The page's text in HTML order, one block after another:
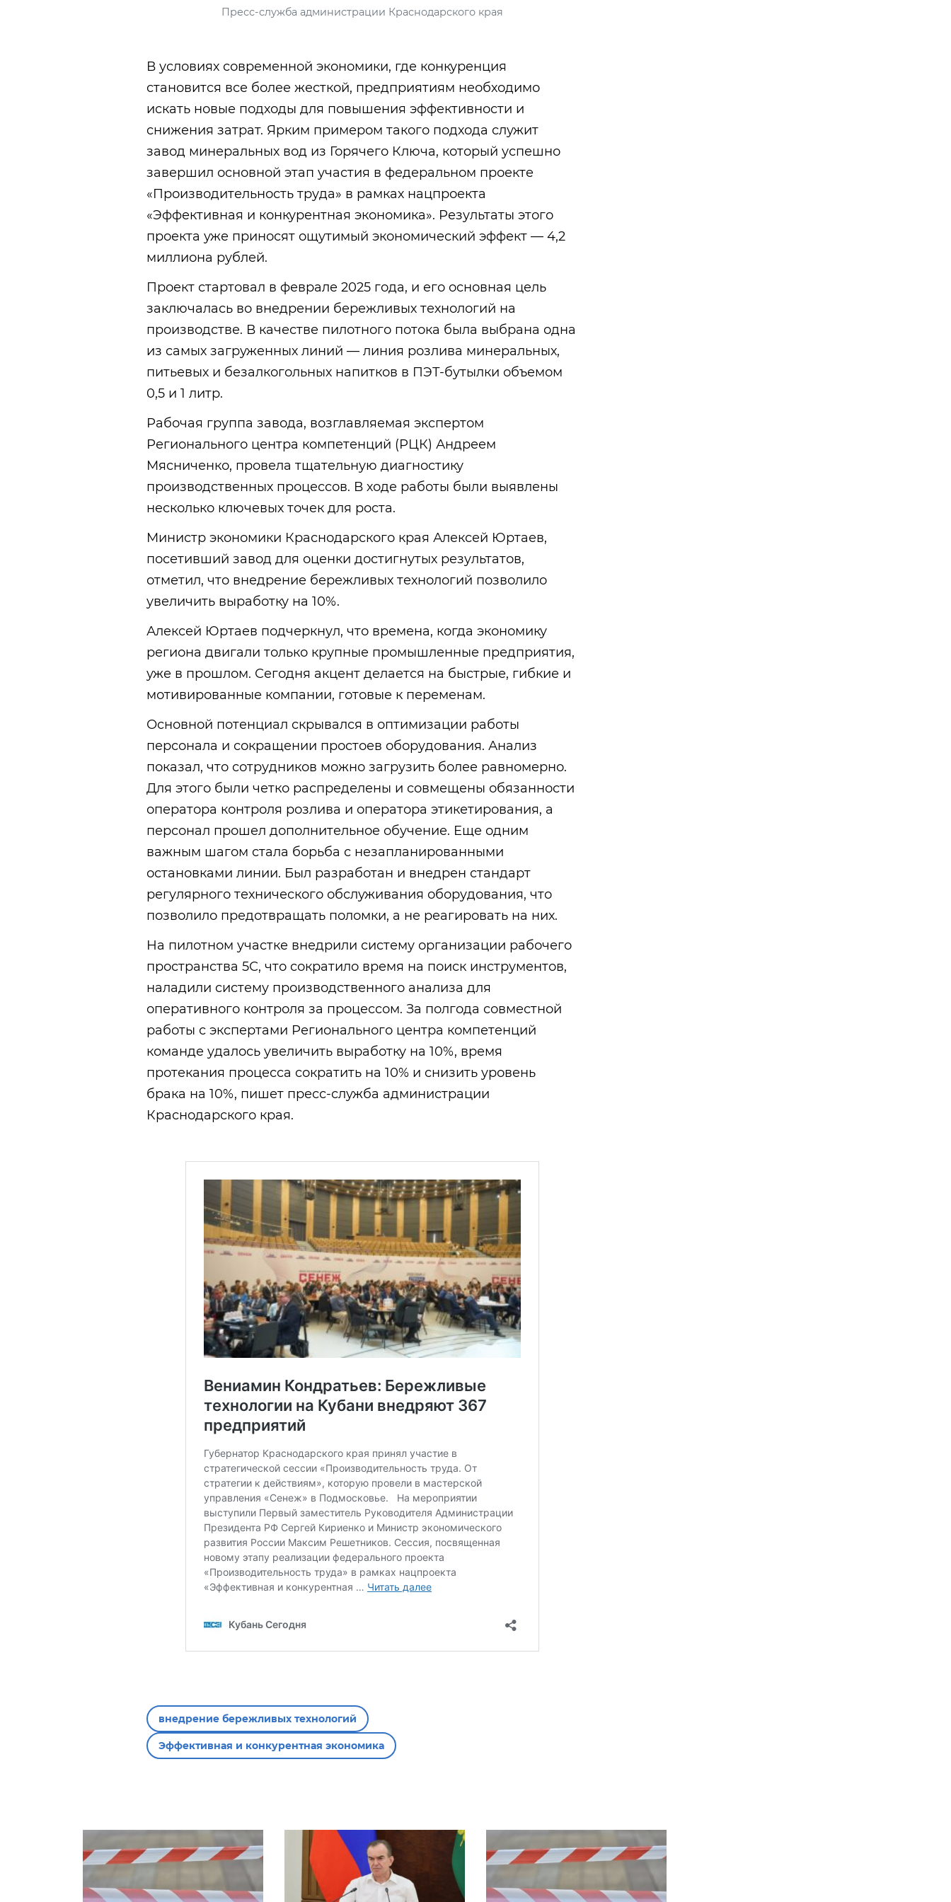
Пресс-служба администрации Краснодарского края
В условиях современной экономики, где конкуренция
становится все более жесткой, предприятиям необходимо
искать новые подходы для повышения эффективности и
снижения затрат. Ярким примером такого подхода служит
завод минеральных вод из Горячего Ключа, который успешно
завершил основной этап участия в федеральном проекте
«Производительность труда» в рамках нацпроекта
«Эффективная и конкурентная экономика». Результаты этого
проекта уже приносят ощутимый экономический эффект — 4,2
миллиона рублей.
Проект стартовал в феврале 2025 года, и его основная цель
заключалась во внедрении бережливых технологий на
производстве. В качестве пилотного потока была выбрана одна
из самых загруженных линий — линия розлива минеральных,
питьевых и безалкогольных напитков в ПЭТ-бутылки объемом
0,5 и 1 литр.
Рабочая группа завода, возглавляемая экспертом
Регионального центра компетенций (РЦК) Андреем
Мясниченко, провела тщательную диагностику
производственных процессов. В ходе работы были выявлены
несколько ключевых точек для роста.
Министр экономики Краснодарского края Алексей Юртаев,
посетивший завод для оценки достигнутых результатов,
отметил, что внедрение бережливых технологий позволило
увеличить выработку на 10%.
Алексей Юртаев подчеркнул, что времена, когда экономику
региона двигали только крупные промышленные предприятия,
уже в прошлом. Сегодня акцент делается на быстрые, гибкие и
мотивированные компании, готовые к переменам.
Основной потенциал скрывался в оптимизации работы
персонала и сокращении простоев оборудования. Анализ
показал, что сотрудников можно загрузить более равномерно.
Для этого были четко распределены и совмещены обязанности
оператора контроля розлива и оператора этикетирования, а
персонал прошел дополнительное обучение. Еще одним
важным шагом стала борьба с незапланированными
остановками линии. Был разработан и внедрен стандарт
регулярного технического обслуживания оборудования, что
позволило предотвращать поломки, а не реагировать на них.
На пилотном участке внедрили систему организации рабочего
пространства 5С, что сократило время на поиск инструментов,
наладили систему производственного анализа для
оперативного контроля за процессом. За полгода совместной
работы с экспертами Регионального центра компетенций
команде удалось увеличить выработку на 10%, время
протекания процесса сократить на 10% и снизить уровень
брака на 10%, пишет пресс-служба администрации
Краснодарского края.
внедрение бережливых технологий
Эффективная и конкурентная экономика